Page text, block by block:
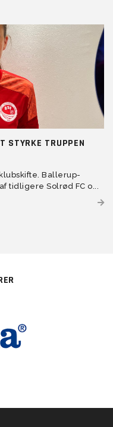
STYRKE TRUPPEN
Ballerup-
tidligere Solrød FC o...